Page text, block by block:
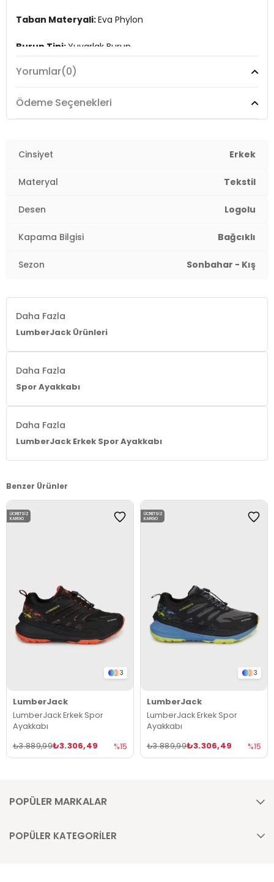
Taban Materyali:Eva Phylon
Burun Tipi:Yuvarlak Burun
Topuk Boyu:
Topuk Tipi:Düz
Menşei:
Yorumlar(0)
Ödeme Seçenekleri
Cinsiyet Erkek
Materyal Tekstil
Desen Logolu
Kapama Bilgisi Bağcıklı
Sezon Sonbahar - Kış
Daha Fazla
LumberJack Ürünleri
Daha Fazla
Spor Ayakkabı
Daha Fazla
LumberJack Erkek Spor Ayakkabı
Benzer Ürünler
3
LumberJack
LumberJack Erkek Spor
Ayakkabı
₺3.306,49
₺3.889,99 %15
ÜCRETSIZ
KARGO
3
LumberJack
LumberJack Erkek Spor
Ayakkabı
₺3.306,49
₺3.889,99 %15
ÜCRETSIZ
KARGO
POPÜLER MARKALAR
POPÜLER KATEGORİLER